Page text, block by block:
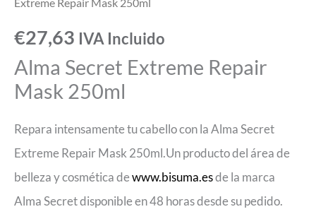
Extreme Repair Mask 250ml
€27,63 IVA Incluido
Alma Secret Extreme Repair
Mask 250ml
Repara intensamente tu cabello con la Alma Secret
Extreme Repair Mask 250ml.Un producto del área de
belleza y cosmética dewww.bisuma.esde la marca
Alma Secret disponible en 48 horas desde su pedido.